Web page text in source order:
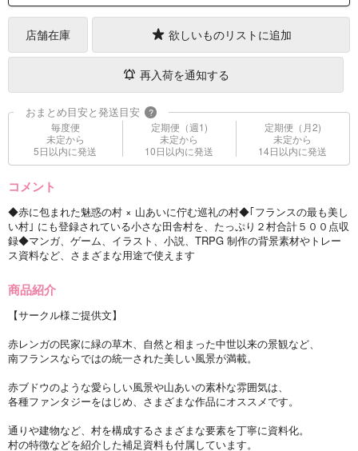
店舗在庫 欲しいものリストに追加
再入荷を通知する
おまとめ目安と発送目安 ?
毎度便
未定から
5日以内に発送
定期便（週1)
未定から
10日以内に発送
定期便（月2)
未定から
14日以内に発送
コメント
◆赤に包まれた魅惑の村 × 山あいに佇む巡礼の村◆｢フランスの最も美し
い村｣ にも登録されている小さな田舎村を、たっぷり２村合計５００点収
録◆マンガ、ゲーム、イラスト、小説、TRPG 制作の背景素材やトレー
ス資料など、さまざまな用途で使えます
商品紹介
【サークル様ご提供文】
赤レンガの民家に緑の草木、自然と相まった中世以来の景観など、
南フランスならではの統一された美しい風景が満載。
赤ブドウのような愛らしい風景や山あいの素朴な雰囲気は、
各種ファンタジーをはじめ、さまざまな作品にオススメです。
通りや建物など、村を構成するさまざまな要素を丁寧に資料化。
村の特徴などを紹介した補足資料も付属しています。